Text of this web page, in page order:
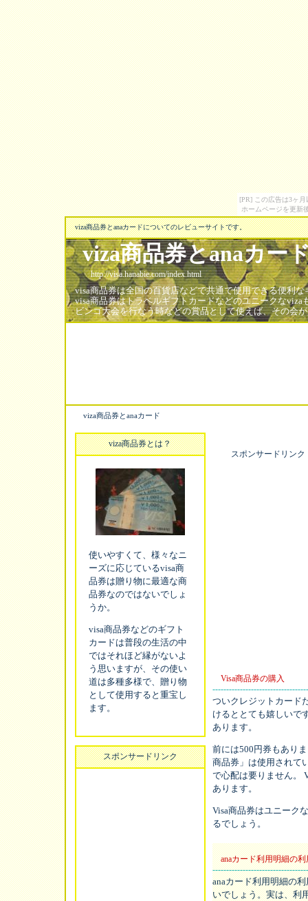
[PR] この広告は3ヶ
ホームページを更新
viza商品券とanaカードについてのレビューサイトです。
viza商品券とanaカー
http://visa.hanabie.com/index.html
visa商品券は全国の百貨店などで共通で使用できる便利な
visa商品券はトラベルギフトカードなどのユニークなviza
ビンゴ大会を行なう時などの賞品として使えば、その会
viza商品券とanaカード
viza商品券とは？
使いやすくて、様々なニ
ーズに応じているvisa商
品券は贈り物に最適な商
品券なのではないでしょ
うか。
visa商品券などのギフト
カードは普段の生活の中
ではそれほど縁がないよ
う思いますが、その使い
道は多種多様で、贈り物
として使用すると重宝し
ます。
スポンサードリンク
スポンサードリンク
Visa商品券の購入
ついクレジットカード
けるととても嬉しいで
あります。
前には500円券もあり
商品券」は使用されて
で心配は要りません。
あります。
Visa商品券はユニーク
るでしょう。
anaカード利用明細の
anaカード利用明細の
いでしょう。実は、利